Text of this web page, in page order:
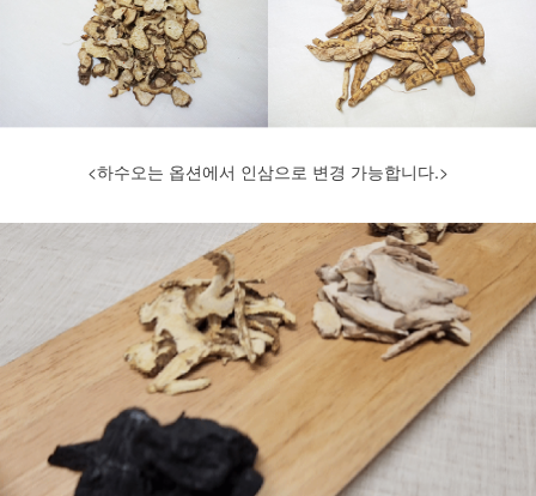
<하수오는 옵션에서 인삼으로 변경 가능합니다.>